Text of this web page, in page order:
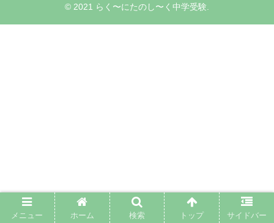
© 2021 らく〜にたのし〜く中学受験.
メニュー ホーム 検索 トップ サイドバー